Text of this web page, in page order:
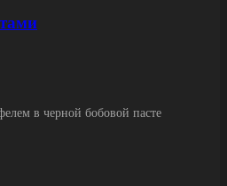
в черной бобовой пасте